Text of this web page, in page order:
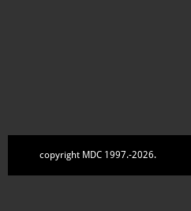
copyright MDC 1997.-2026.